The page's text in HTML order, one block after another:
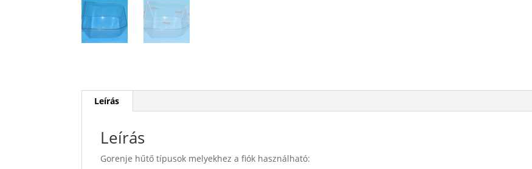
Leírás
Leírás
Gorenje hűtő típusok melyekhez a fiók használható: